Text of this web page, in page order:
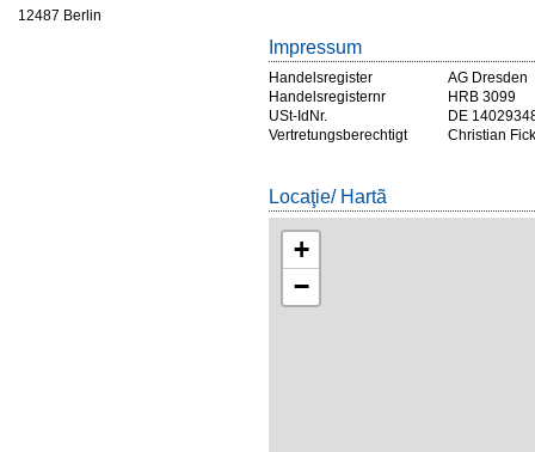
12487 Berlin
Impressum
Handelsregister
AG Dresden
Handelsregisternr
HRB 3099
USt-IdNr.
DE
Vertretungsberechtigt
Christian
Locaţie/ Hartã
+
−